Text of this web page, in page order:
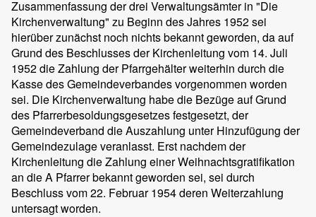
Zusammenfassung der drei Verwaltungsämter in "Die
Kirchenverwaltung" zu Beginn des Jahres 1952 sei
hierüber zunächst noch nichts bekannt geworden, da auf
Grund des Beschlusses der Kirchenleitung vom 14. Juli
1952 die Zahlung der Pfarrgehälter weiterhin durch die
Kasse des Gemeindeverbandes vorgenommen worden
sei. Die Kirchenverwaltung habe die Bezüge auf Grund
des Pfarrerbesoldungsgesetzes festgesetzt, der
Gemeindeverband die Auszahlung unter Hinzufügung der
Gemeindezulage veranlasst. Erst nachdem der
Kirchenleitung die Zahlung einer Weihnachtsgratifikation
an die A Pfarrer bekannt geworden sei, sei durch
Beschluss vom 22. Februar 1954 deren Weiterzahlung
untersagt worden.